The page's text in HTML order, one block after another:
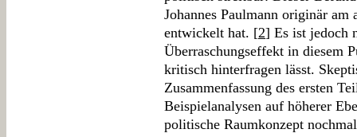
Johannes Paulmann originär
entwickelt hat. [2] Es ist jedoch
Überraschungseffekt in diesem
kritisch hinterfragen lässt.
Zusammenfassung des ersten
Beispielanalysen auf höherer
politische Raumkonzept